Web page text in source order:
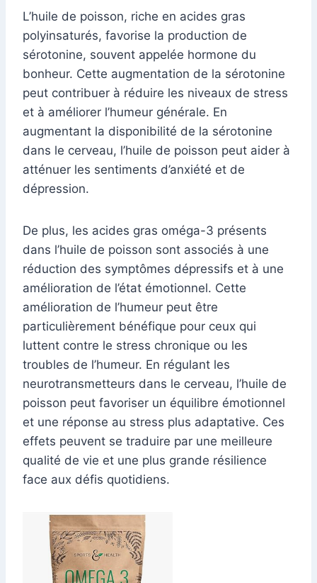
L’huile de poisson, riche en acides gras
polyinsaturés, favorise la production de
sérotonine, souvent appelée hormone du
bonheur. Cette augmentation de la sérotonine
peut contribuer à réduire les niveaux de stress
et à améliorer l’humeur générale. En
augmentant la disponibilité de la sérotonine
dans le cerveau, l’huile de poisson peut aider à
atténuer les sentiments d’anxiété et de
dépression.
De plus, les acides gras oméga-3 présents
dans l’huile de poisson sont associés à une
réduction des symptômes dépressifs et à une
amélioration de l’état émotionnel. Cette
amélioration de l’humeur peut être
particulièrement bénéfique pour ceux qui
luttent contre le stress chronique ou les
troubles de l’humeur. En régulant les
neurotransmetteurs dans le cerveau, l’huile de
poisson peut favoriser un équilibre émotionnel
et une réponse au stress plus adaptative. Ces
effets peuvent se traduire par une meilleure
qualité de vie et une plus grande résilience
face aux défis quotidiens.